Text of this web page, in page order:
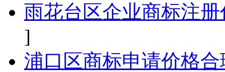
雨花台区企业商标注
]
浦口区商标申请价格